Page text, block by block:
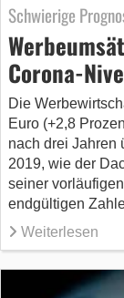
Schwierige
Corona-
Die
Euro (+2,8
nach drei Jahren
2019, wie der
seiner
endgültigen
Weiterlesen